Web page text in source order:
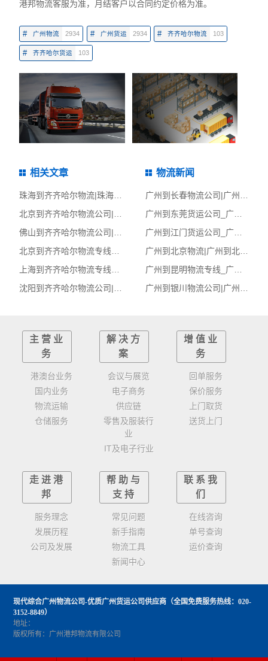
港邦物流客服为准，月结客户以合同约定价格为准。
# 广州物流 2934 # 广州货运 2934 # 齐齐哈尔物流 103
# 齐齐哈尔货运 103
相关文章
珠海到齐齐哈尔物流|珠海到齐齐哈尔货运专线
北京到齐齐哈尔物流公司|北京至齐齐哈尔货运公司
佛山到齐齐哈尔物流公司|佛山至齐齐哈尔货运公司
北京到齐齐哈尔物流专线_北京到齐齐哈尔物流公司_北京至齐齐哈尔物流货运专线
上海到齐齐哈尔物流专线_上海到齐齐哈尔物流公司_上海至齐齐哈尔物流货运专线
沈阳到齐齐哈尔物流公司|沈阳至齐齐哈尔货运公司
物流新闻
广州到长春物流公司|广州至长春货运公司
广州到东莞货运公司_广州到东莞物流运输专线_广州到东莞整车运输专线
广州到江门货运公司_广州到江门物流运输专线_广州到江门整车运输专线
广州到北京物流|广州到北京货运专线
广州到昆明物流专线_广州到昆明物流公司_广州至昆明物流货运专线
广州到银川物流公司|广州至银川货运公司
主营业
务
港澳台业务
国内业务
物流运输
仓储服务
解决方
案
会议与展览
电子商务
供应链
零售及服装行
业
IT及电子行业
增值业
务
回单服务
保价服务
上门取货
送货上门
走进港
邦
服务理念
发展历程
公司及发展
帮助与
支持
常见问题
新手指南
物流工具
新闻中心
联系我
们
在线咨询
单号查询
运价查询
现代综合广州物流公司-优质广州货运公司供应商 （全国免费服务热线：020-
3152-8849）
地址：
版权所有：广州港邦物流有限公司